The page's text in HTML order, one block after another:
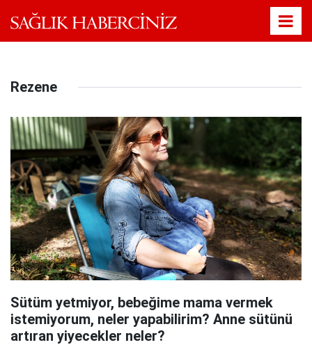
Rezene
Sütüm yetmiyor, bebeğime mama vermek
istemiyorum, neler yapabilirim? Anne sütünü
artıran yiyecekler neler?